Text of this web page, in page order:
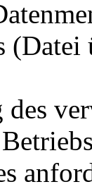
(Datei